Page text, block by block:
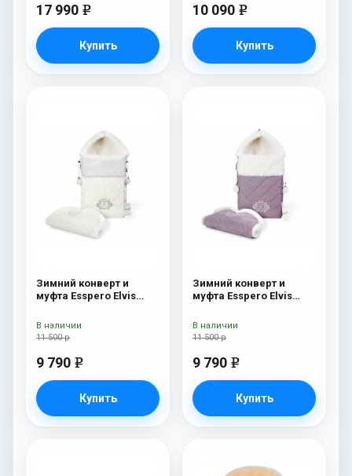
17 990 e
Купить
10 090 e
Купить
Зимний конверт и
муфта Esspero Elvis
11 500 р
9 790 e
Купить
В наличии
Зимний конверт и
муфта Esspero Elvis
11 500 р
9 790 e
Купить
В наличии